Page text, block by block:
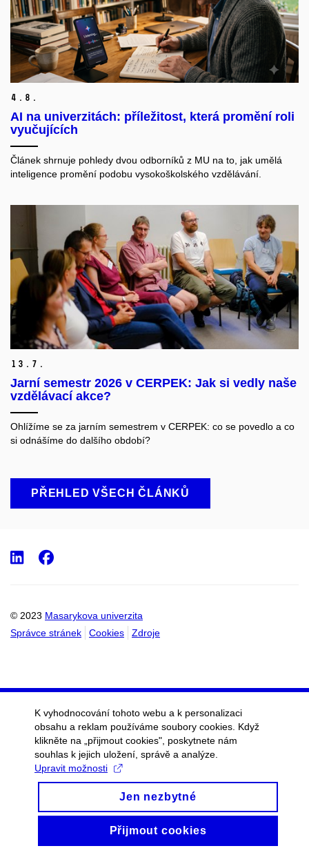
4. 8.
AI na univerzitách: příležitost, která promění roli
vyučujících
Článek shrnuje pohledy dvou odborníků z MU na to, jak umělá
inteligence promění podobu vysokoškolského vzdělávání.
13. 7.
Jarní semestr 2026 v CERPEK: Jak si vedly naše
vzdělávací akce?
Ohlížíme se za jarním semestrem v CERPEK: co se povedlo a co
si odnášíme do dalšího období?
PŘEHLED VŠECH ČLÁNKŮ
© 2023 Masarykova univerzita
Správce stránek
Cookies Zdroje
LinkedIn
Facebook
K vyhodnocování tohoto webu a k personalizaci
obsahu a reklam používáme soubory cookies. Když
klikněte na „přijmout cookies", poskytnete nám
souhlas k jejich uložení, správě a analýze.
Upravit možnosti
Jen nezbytné
Přijmout cookies